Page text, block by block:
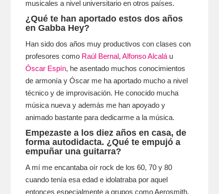
musicales a nivel universitario en otros países.
¿Qué te han aportado estos dos años
en Gabba Hey?
Han sido dos años muy productivos con clases con
profesores como Raúl Bernal,Alfonso Alcalá u
Óscar Espín, he asentado muchos conocimientos
de armonía y Óscar me ha aportado mucho a nivel
técnico y de improvisación. He conocido mucha
música nueva y además me han apoyado y
animado bastante para dedicarme a la música.
Empezaste a los diez años en casa, de
forma autodidacta. ¿Qué te empujó a
empuñar una guitarra?
A mí me encantaba oír rock de los 60, 70 y 80
cuando tenía esa edad e idolatraba por aquel
entonces especialmente a grupos como Aerosmith,